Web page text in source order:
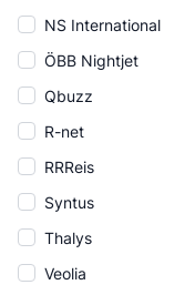
NS International
ÖBB Nightjet
Qbuzz
R-net
RRReis
Syntus
Thalys
Veolia